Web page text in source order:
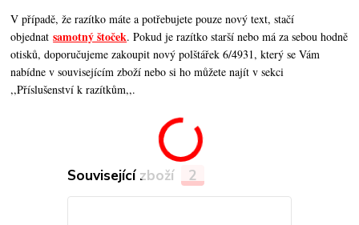
V případě, že razítko máte a potřebujete pouze nový text, stačí
objednatsamotný štoček. Pokud je razítko starší nebo má za sebou hodně
otisků, doporučujeme zakoupit nový polštářek 6/4931, který se Vám
nabídne v souvisejícím zboží nebo si ho můžete najít v sekci
,,Příslušenství k razítkům,,.
Související zboží 2